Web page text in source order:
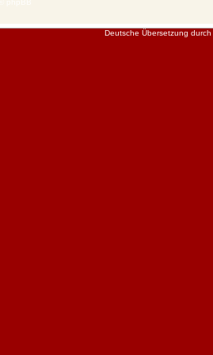
Deutsche Übersetzung durch